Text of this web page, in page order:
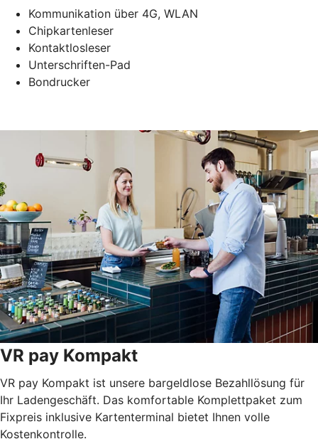
Kommunikation über 4G, WLAN
Chipkartenleser
Kontaktlosleser
Unterschriften-Pad
Bondrucker
VR pay Kompakt
VR pay Kompakt ist unsere bargeldlose Bezahllösung für
Ihr Ladengeschäft. Das komfortable Komplettpaket zum
Fixpreis inklusive Kartenterminal bietet Ihnen volle
Kostenkontrolle.